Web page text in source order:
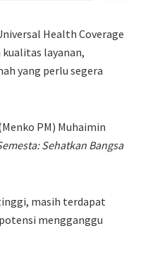
Health Coverage
layanan,
yang perlu segera
PM) Muhaimin
Sehatkan Bangsa
masih terdapat
mengganggu